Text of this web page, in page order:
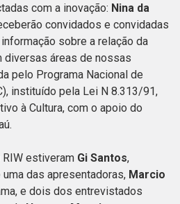
com a inovação: Nina da
convidados e convidadas
sobre a relação da
diversas áreas de nossas
pelo Programa Nacional de
instituído pela Lei N 8.313/91,
à Cultura, com o apoio do
estiveram Gi Santos,
das apresentadoras, Marcio
e dois dos entrevistados